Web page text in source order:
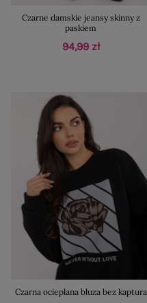
Czarne damskie jeansy skinny z
paskiem
94,99 zł
Czarna ocieplana bluza bez kaptura